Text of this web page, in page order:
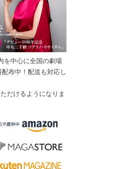
を中心に全国の劇場
布中！配送も対応し
だけるようになりま